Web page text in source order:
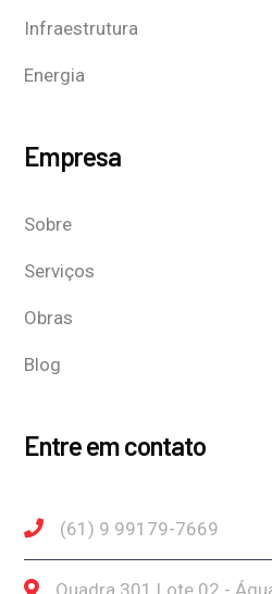
Infraestrutura
Energia
Empresa
Sobre
Serviços
Obras
Blog
Entre em contato
(61) 9 99179-7669
Quadra 301 Lote 02 -